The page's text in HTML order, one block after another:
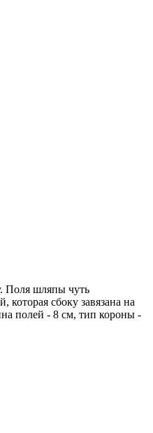
Поля шляпы чуть
сбоку завязана на
полей - 8 см, тип короны -